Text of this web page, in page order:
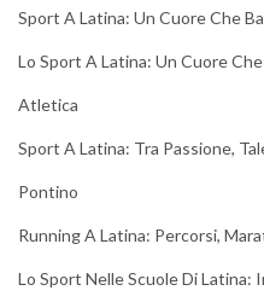
Sport A Latina: Un Cuore Che
Lo Sport A Latina: Un Cuore
Atletica
Sport A Latina: Tra Passione,
Pontino
Running A Latina: Percorsi,
Lo Sport Nelle Scuole Di Latina: